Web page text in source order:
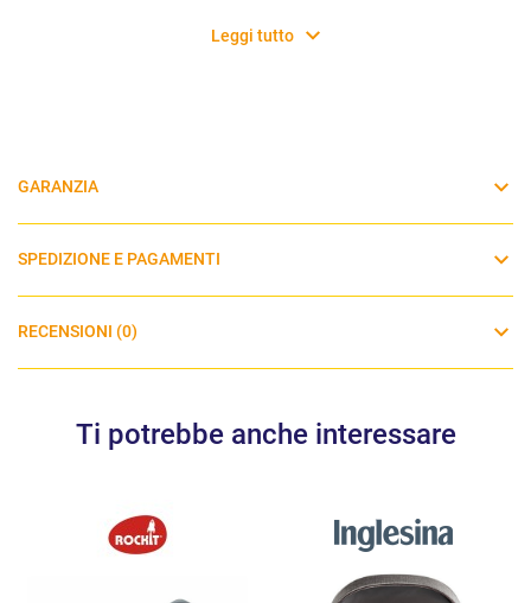
Leggi tutto
GARANZIA
SPEDIZIONE E PAGAMENTI
RECENSIONI (0)
Ti potrebbe anche interessare